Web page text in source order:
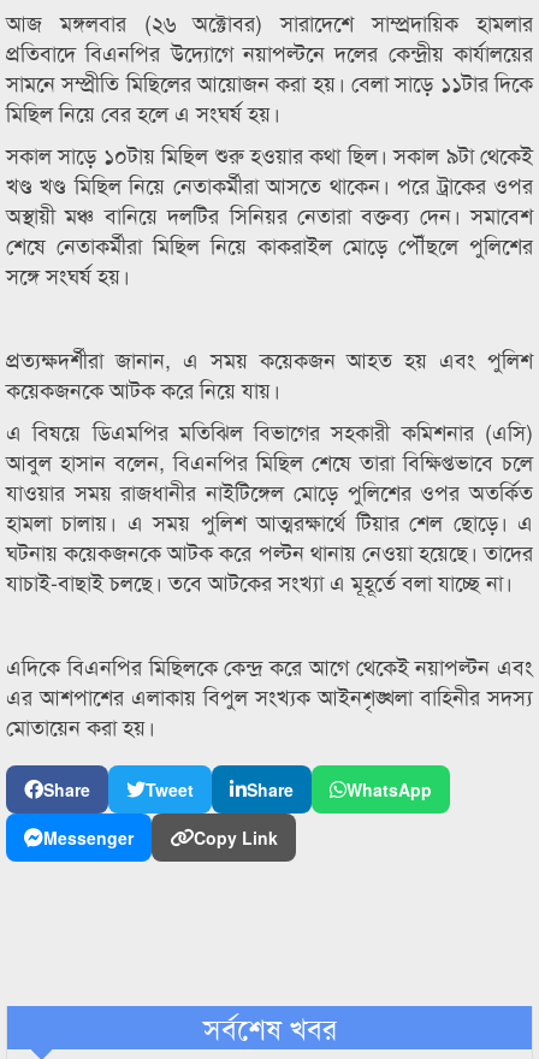
আজ মঙ্গলবার (২৬ অক্টোবর) সারাদেশে সাম্প্রদায়িক হামলার
প্রতিবাদে বিএনপির উদ্যোগে নয়াপল্টনে দলের কেন্দ্রীয় কার্যালয়ের
সামনে সম্প্রীতি মিছিলের আয়োজন করা হয়। বেলা সাড়ে ১১টার দিকে
মিছিল নিয়ে বের হলে এ সংঘর্ষ হয়।
সকাল সাড়ে ১০টায় মিছিল শুরু হওয়ার কথা ছিল। সকাল ৯টা থেকেই
খণ্ড খণ্ড মিছিল নিয়ে নেতাকর্মীরা আসতে থাকেন। পরে ট্রাকের ওপর
অস্থায়ী মঞ্চ বানিয়ে দলটির সিনিয়র নেতারা বক্তব্য দেন। সমাবেশ
শেষে নেতাকর্মীরা মিছিল নিয়ে কাকরাইল মোড়ে পৌঁছলে পুলিশের
সঙ্গে সংঘর্ষ হয়।
প্রত্যক্ষদর্শীরা জানান, এ সময় কয়েকজন আহত হয় এবং পুলিশ
কয়েকজনকে আটক করে নিয়ে যায়।
এ বিষয়ে ডিএমপির মতিঝিল বিভাগের সহকারী কমিশনার (এসি)
আবুল হাসান বলেন, বিএনপির মিছিল শেষে তারা বিক্ষিপ্তভাবে চলে
যাওয়ার সময় রাজধানীর নাইটিঙ্গেল মোড়ে পুলিশের ওপর অতর্কিত
হামলা চালায়। এ সময় পুলিশ আত্মরক্ষার্থে টিয়ার শেল ছোড়ে। এ
ঘটনায় কয়েকজনকে আটক করে পল্টন থানায় নেওয়া হয়েছে। তাদের
যাচাই-বাছাই চলছে। তবে আটকের সংখ্যা এ মূহূর্তে বলা যাচ্ছে না।
এদিকে বিএনপির মিছিলকে কেন্দ্র করে আগে থেকেই নয়াপল্টন এবং
এর আশপাশের এলাকায় বিপুল সংখ্যক আইনশৃঙ্খলা বাহিনীর সদস্য
মোতায়েন করা হয়।
Share Tweet Share
WhatsApp
Messenger
Copy Link
সর্বশেষ খবর